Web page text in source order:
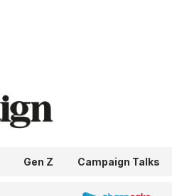
Gen Z Campaign Talks